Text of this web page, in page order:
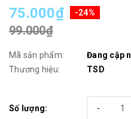
75.000₫ -24%
99.000₫
Mã sản phẩm:
Đang cập
Thương hiệu:
TSD
Số lượng: -